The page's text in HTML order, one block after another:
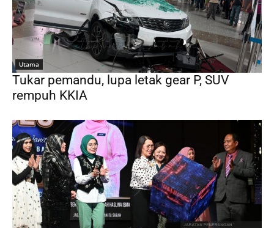
Utama
Tukar pemandu, lupa letak gear P, SUV
rempuh KKIA